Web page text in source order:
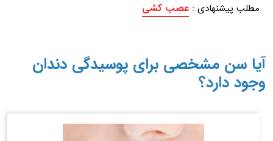
مطلب پیشنهادی : عصب کشی
آیا سن مشخصی برای پوسیدگی دندان
وجود دارد؟